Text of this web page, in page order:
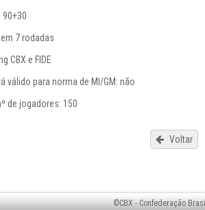
90+30
7 rodadas
CBX e FIDE
válido para norma de MI/GM: não
de jogadores: 150
Voltar
©CBX - Confederação